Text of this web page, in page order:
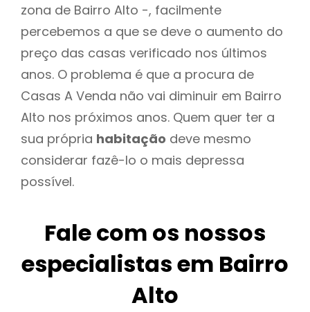
zona de Bairro Alto -, facilmente
percebemos a que se deve o aumento do
preço das casas verificado nos últimos
anos. O problema é que a procura de
Casas A Venda não vai diminuir em Bairro
Alto nos próximos anos. Quem quer ter a
sua própria habitação deve mesmo
considerar fazê-lo o mais depressa
possível.
Fale com os nossos
especialistas em Bairro
Alto